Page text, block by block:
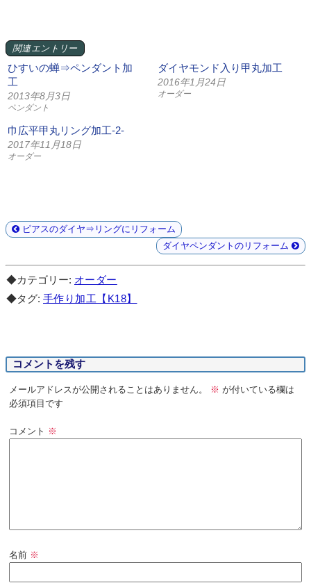
関連エントリー
ひすいの蝉⇒ペンダント加
工
2013年8月3日
ペンダント
ダイヤモンド入り甲丸加工
2016年1月24日
オーダー
巾広平甲丸リング加工-2-
2017年11月18日
オーダー
ピアスのダイヤ⇒リングにリフォーム
ダイヤペンダントのリフォーム
◆カテゴリー: オーダー
◆タグ: 手作り加工【K18】
コメントを残す
メールアドレスが公開されることはありません。 ※ が付いている欄は
必須項目です
コメント ※
名前 ※